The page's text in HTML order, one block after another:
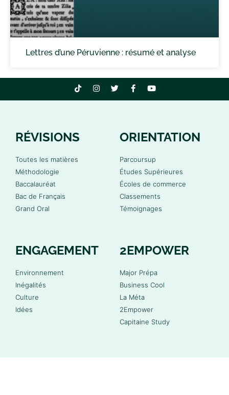
Lettres d’une Péruvienne : résumé et analyse
RÉVISIONS
Toutes les matières
Méthodologie
Baccalauréat
Bac de Français
Grand Oral
ORIENTATION
Parcoursup
Études Supérieures
Écoles de commerce
Classements
Témoignages
ENGAGEMENT
Environnement
Inégalités
Culture
Idées
2EMPOWER
Major Prépa
Business Cool
La Méta
2Empower
Capitaine Study